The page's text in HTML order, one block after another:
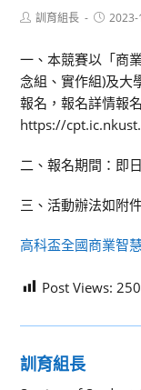
Post訓育組長
Post2023-
一、本競賽以「商
念組、實作組)及大
報名，報名詳情報
https://
二、報名期間：即
三、活動辦法如附
高科盃全國商業智
Post Views: 250
訓育組長